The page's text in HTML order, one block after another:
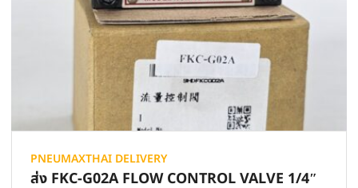
PNEUMAXTHAI DELIVERY
ส่ง FKC-G02A FLOW CONTROL VALVE 1/4″